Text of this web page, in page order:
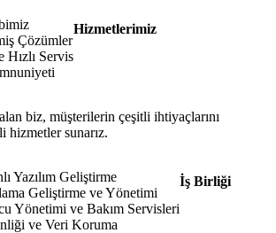
Çözümler
Servis
Hizmetlerimiz
biz, müşterilerin çeşitli ihtiyaçlarını
hizmetler sunarız.
Yazılım Geliştirme
Geliştirme ve Yönetimi
Yönetimi ve Bakım Servisleri
ve Veri Koruma
İş Birliği